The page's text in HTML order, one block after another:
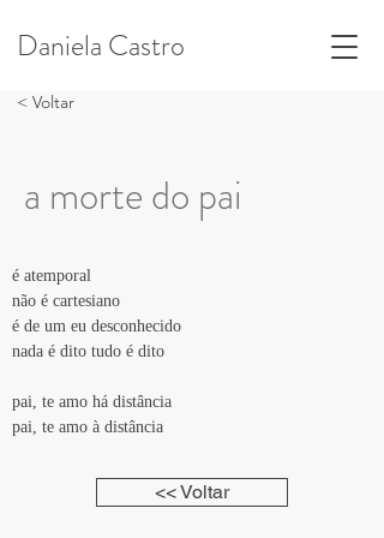
Daniela Castro
< Voltar
a morte do pai
é atemporal
não é cartesiano
é de um eu desconhecido
nada é dito tudo é dito
pai, te amo há distância
pai, te amo à distância
<< Voltar